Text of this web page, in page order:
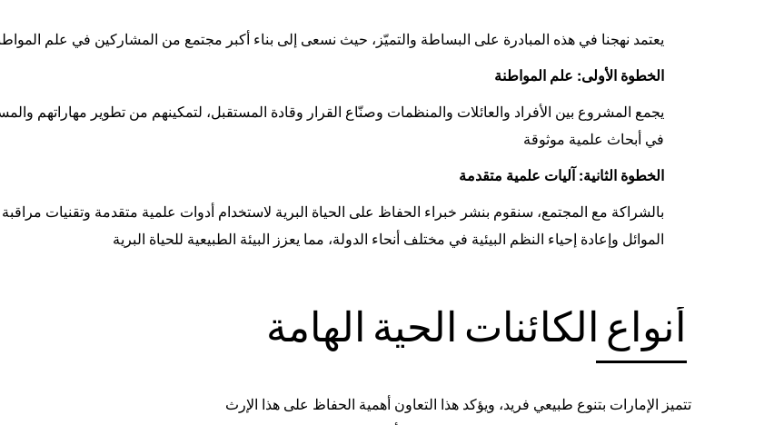
يعتمد نهجنا في هذه المبادرة على البساطة والتميّز، حيث نسعى إلى بناء أكبر مجتمع من المشاركين في علم
الخطوة الأولى: علم المواطنة
يجمع المشروع بين الأفراد والعائلات والمنظمات وصنّاع القرار وقادة المستقبل، لتمكينهم من تطوير مهاراتهم
في أبحاث علمية موثوقة
الخطوة الثانية: آليات علمية متقدمة
بالشراكة مع المجتمع، سنقوم بنشر خبراء الحفاظ على الحياة البرية لاستخدام أدوات علمية متقدمة وتقنيات
الموائل وإعادة إحياء النظم البيئية في مختلف أنحاء الدولة، مما يعزز البيئة الطبيعية للحياة البرية
أنواع الكائنات الحية الهامة
تتميز الإمارات بتنوع طبيعي فريد، ويؤكد هذا التعاون أهمية الحفاظ على هذا الإرث